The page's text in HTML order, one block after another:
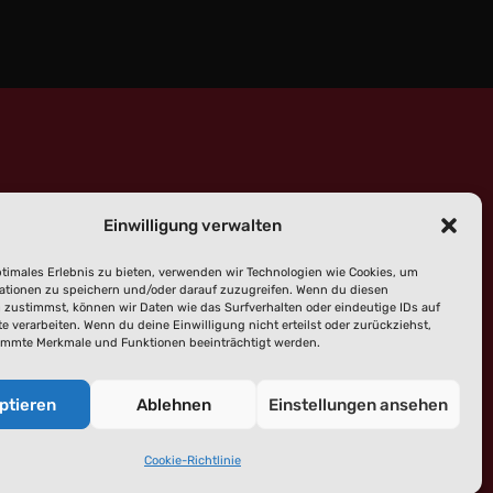
Einwilligung verwalten
Erlebnis zu bieten, verwenden wir Technologien wie Cookies, um
zu speichern und/oder darauf zuzugreifen. Wenn du diesen
zustimmst, können wir Daten wie das Surfverhalten oder eindeutige IDs auf
verarbeiten. Wenn du deine Einwilligung nicht erteilst oder zurückziehst,
Merkmale und Funktionen beeinträchtigt werden.
Ablehnen Einstellungen ansehen
Cookie-Richtlinie